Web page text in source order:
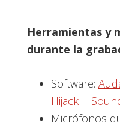
Herramientas y
durante la
Software:
Hijack+
Micrófonos